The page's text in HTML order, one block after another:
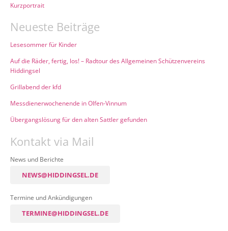
Kurzportrait
Neueste Beiträge
Lesesommer für Kinder
Auf die Räder, fertig, los! – Radtour des Allgemeinen Schützenvereins
Hiddingsel
Grillabend der kfd
Messdienerwochenende in Olfen-Vinnum
Übergangslösung für den alten Sattler gefunden
Kontakt via Mail
News und Berichte
NEWS@HIDDINGSEL.DE
Termine und Ankündigungen
TERMINE@HIDDINGSEL.DE